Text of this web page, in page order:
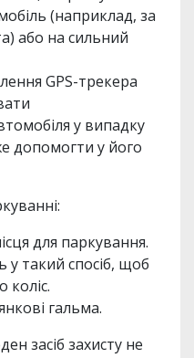
(наприклад, за
або на сильний
GPS-трекера
у випадку
допомогти у його
для паркування.
у такий спосіб, щоб
коліс.
гальма.
засіб захисту не